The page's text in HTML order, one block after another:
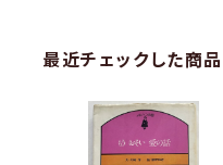
最近チェックした商品